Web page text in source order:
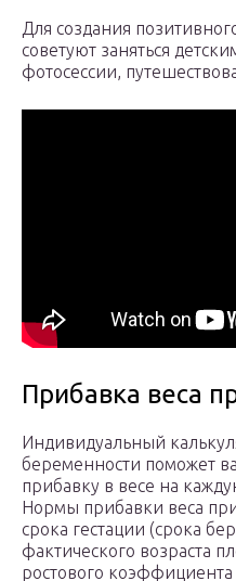
Для создания
советуют заняться
фотосессии,
Прибавка веса
Индивидуальный
беременности поможет
прибавку в весе на
Нормы прибавки веса
срока гестации (срока
фактического возраста
ростового